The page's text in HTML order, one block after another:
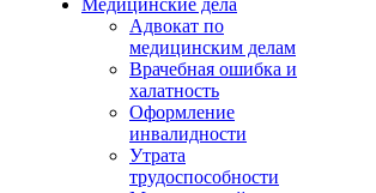
Медицинские дела
Адвокат по
медицинским делам
Врачебная ошибка и
халатность
Оформление
инвалидности
Утрата
трудоспособности